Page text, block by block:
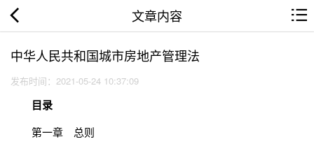
文章内容
中华人民共和国城市房地产管理法
发布时间：2021-05-24 10:37:09
目录
第一章 总则